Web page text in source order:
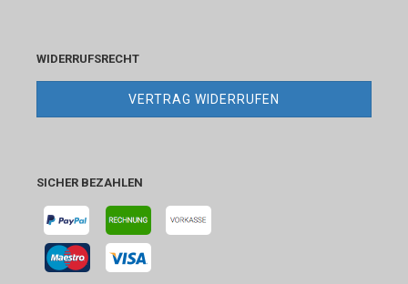
WIDERRUFSRECHT
VERTRAG WIDERRUFEN
SICHER BEZAHLEN